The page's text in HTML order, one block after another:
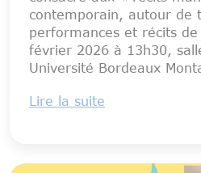
contemporain, autour de
performances et récits
février 2026 à 13h30,
Université Bordeaux
Lire la suite